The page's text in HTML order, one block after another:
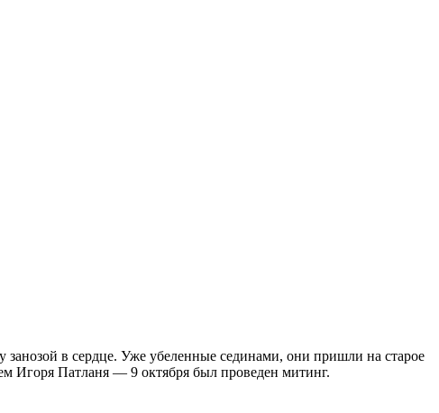
в сердце. Уже убеленные сединами, они пришли на старое
Игоря Патланя — 9 октября был проведен митинг.